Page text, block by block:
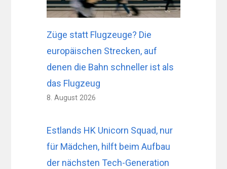
Züge statt Flugzeuge? Die
europäischen Strecken, auf
denen die Bahn schneller ist als
das Flugzeug
8. August 2026
Estlands HK Unicorn Squad, nur
für Mädchen, hilft beim Aufbau
der nächsten Tech-Generation